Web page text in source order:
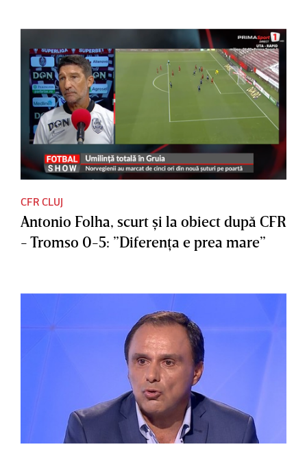
CFR CLUJ
Antonio Folha, scurt şi la obiect după CFR
- Tromso 0-5: ”Diferenţa e prea mare”